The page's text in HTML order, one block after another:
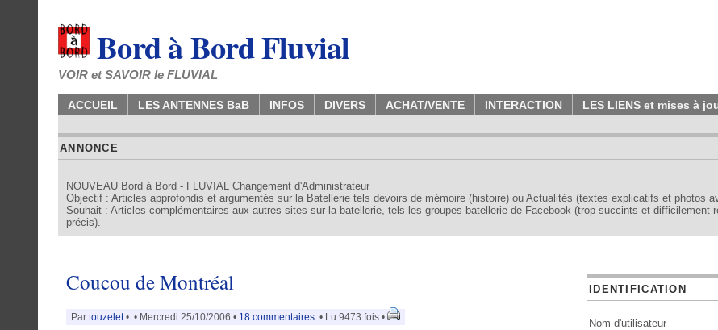
Bord à Bord Fluvial
VOIR et SAVOIR le FLUVIAL
ACCUEIL LES ANTENNES BaB INFOS DIVERS ACHAT/VENTE INTERACTION LES LIENS et mises à
ANNONCE
NOUVEAU Bord à Bord - FLUVIAL Changement d'Administrateur
Objectif : Articles approfondis et argumentés sur la Batellerie tels devoirs de mémoire (histoire) ou Actualités (textes explicatifs et photos
Souhait : Articles complémentaires aux autres sites sur la batellerie, tels les groupes batellerie de Facebook (trop succints et
précis).
Coucou de Montréal
Par touzelet• • Mercredi 25/10/2006 • 18 commentaires • Lu 9473 fois •
IDENTIFICATION
Nom d'utilisateur